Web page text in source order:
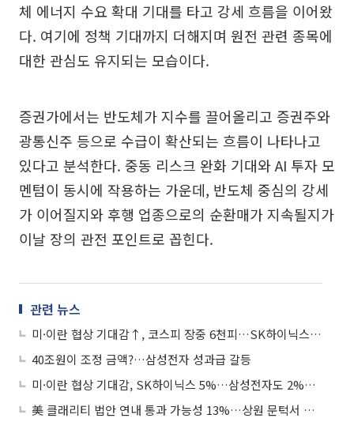
체 에너지 수요 확대 기대를 타고 강세 흐름을 이어왔
다. 여기에 정책 기대까지 더해지며 원전 관련 종목에
대한 관심도 유지되는 모습이다.
증권가에서는 반도체가 지수를 끌어올리고 증권주와
광통신주 등으로 수급이 확산되는 흐름이 나타나고
있다고 분석한다. 중동 리스크 완화 기대와 AI 투자 모
멘텀이 동시에 작용하는 가운데, 반도체 중심의 강세
가 이어질지와 후행 업종으로의 순환매가 지속될지가
이날 장의 관전 포인트로 꼽힌다.
관련 뉴스
미·이란 협상 기대감↑, 코스피 장중 6천피…SK하이닉스 신고가 갈아치워
40조원이 조정 금액?…삼성전자 성과급 갈등
미·이란 협상 기대감, SK하이닉스 5%…삼성전자도 2%대 상승
美 클래리티 법안 연내 통과 가능성 13%…상원 문턱서 제동